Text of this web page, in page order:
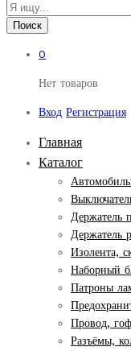
Поиск
0
Нет товаров
Вход Регистрация
Главная
Каталог
Держатель
Держатель
Изолента,
Наборный
Патроны
Провод,
Разъёмы,